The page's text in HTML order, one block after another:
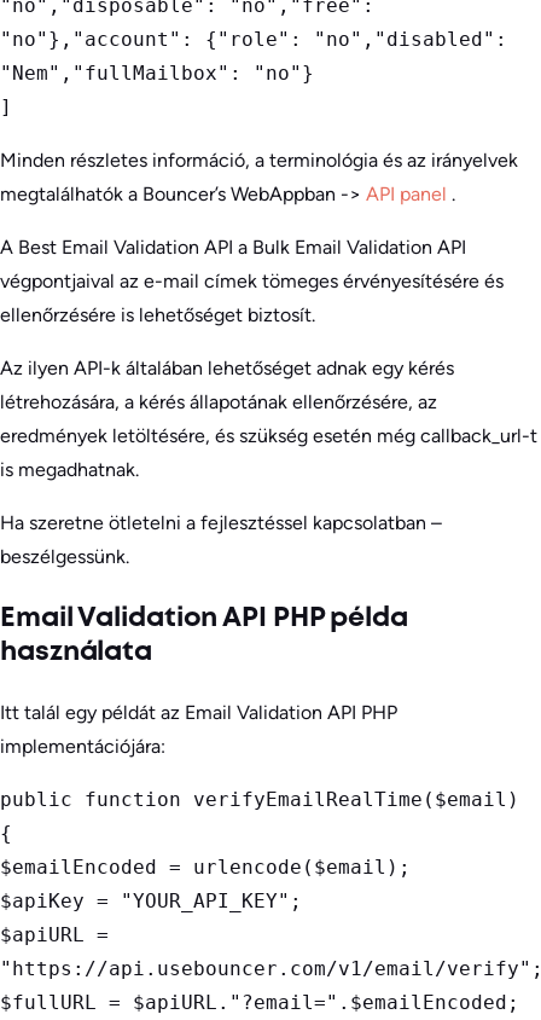
"no","disposable": "no","free":
"no"},"account": {"role": "no","disabled":
"Nem","fullMailbox": "no"}
]
Minden részletes információ, a terminológia és az irányelvek
megtalálhatók a Bouncer’s WebAppban -> API panel .
A Best Email Validation API a Bulk Email Validation API
végpontjaival az e-mail címek tömeges érvényesítésére és
ellenőrzésére is lehetőséget biztosít.
Az ilyen API-k általában lehetőséget adnak egy kérés
létrehozására, a kérés állapotának ellenőrzésére, az
eredmények letöltésére, és szükség esetén még callback_url-t
is megadhatnak.
Ha szeretne ötletelni a fejlesztéssel kapcsolatban –
beszélgessünk.
Email Validation API PHP példa
használata
Itt talál egy példát az Email Validation API PHP
implementációjára:
public function verifyEmailRealTime($email)
{
$emailEncoded = urlencode($email);
$apiKey = "YOUR_API_KEY";
$apiURL =
"https://api.usebouncer.com/v1/email/
$fullURL = $apiURL."?email=".$emailEncoded;